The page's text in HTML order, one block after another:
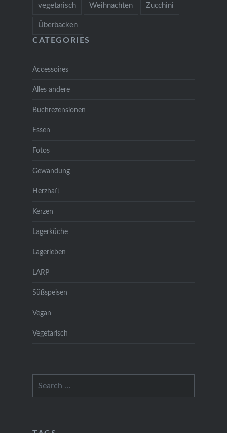
vegetarisch Weihnachten Zucchini
Überbacken
CATEGORIES
Accessoires
Alles andere
Buchrezensionen
Essen
Fotos
Gewandung
Herzhaft
Kerzen
Lagerküche
Lagerleben
LARP
Süßspeisen
Vegan
Vegetarisch
for: